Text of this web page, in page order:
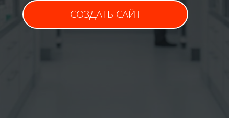
СОЗДАТЬ САЙТ